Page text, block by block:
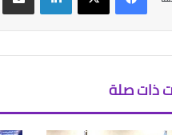
ذات صلة